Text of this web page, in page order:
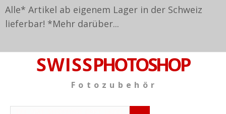
Alle* Artikel ab eigenem Lager in der Schweiz
lieferbar! *Mehr darüber...
S W I S SPHOTOSHOP
F o t o z u b e h ö r